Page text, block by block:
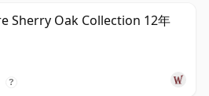
Sherry Oak Collection 12年
?